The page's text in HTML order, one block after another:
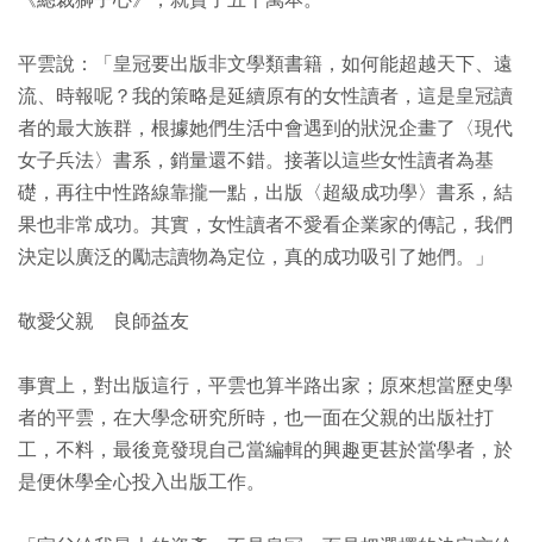
平雲說：「皇冠要出版非文學類書籍，如何能超越天下、遠
流、時報呢？我的策略是延續原有的女性讀者，這是皇冠讀
者的最大族群，根據她們生活中會遇到的狀況企畫了〈現代
女子兵法〉書系，銷量還不錯。接著以這些女性讀者為基
礎，再往中性路線靠攏一點，出版〈超級成功學〉書系，結
果也非常成功。其實，女性讀者不愛看企業家的傳記，我們
決定以廣泛的勵志讀物為定位，真的成功吸引了她們。」
敬愛父親 良師益友
事實上，對出版這行，平雲也算半路出家；原來想當歷史學
者的平雲，在大學念研究所時，也一面在父親的出版社打
工，不料，最後竟發現自己當編輯的興趣更甚於當學者，於
是便休學全心投入出版工作。